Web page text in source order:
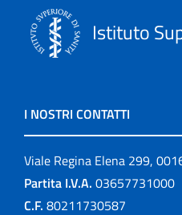
Istituto
I NOSTRI CONTATTI
Viale Regina Elena 299,
Partita I.V.A. 03657731000
C.F. 80211730587